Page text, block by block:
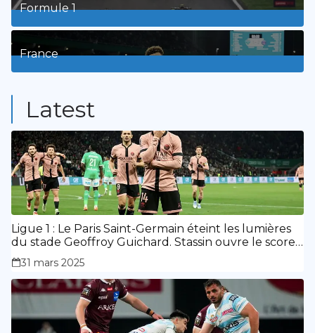
Formule 1
3Posts
France
Latest
Ligue 1 : Le Paris Saint-Germain éteint les lumières
du stade Geoffroy Guichard. Stassin ouvre le score,
doublé de Doué.
31 mars 2025